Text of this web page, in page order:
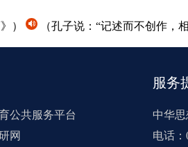
） （孔子说：“记述而不创作，相
公共服务平台
网
服务
中华
电话：